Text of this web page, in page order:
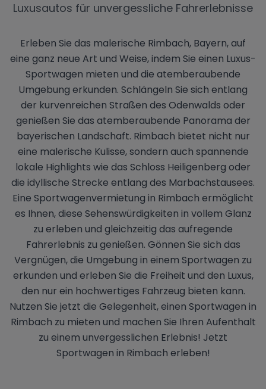
Luxusautos für unvergessliche Fahrerlebnisse
Erleben Sie das malerische Rimbach, Bayern, auf
eine ganz neue Art und Weise, indem Sie einen Luxus-
Sportwagen mieten und die atemberaubende
Umgebung erkunden. Schlängeln Sie sich entlang
der kurvenreichen Straßen des Odenwalds oder
genießen Sie das atemberaubende Panorama der
bayerischen Landschaft. Rimbach bietet nicht nur
eine malerische Kulisse, sondern auch spannende
lokale Highlights wie das Schloss Heiligenberg oder
die idyllische Strecke entlang des Marbachstausees.
Eine Sportwagenvermietung in Rimbach ermöglicht
es Ihnen, diese Sehenswürdigkeiten in vollem Glanz
zu erleben und gleichzeitig das aufregende
Fahrerlebnis zu genießen. Gönnen Sie sich das
Vergnügen, die Umgebung in einem Sportwagen zu
erkunden und erleben Sie die Freiheit und den Luxus,
den nur ein hochwertiges Fahrzeug bieten kann.
Nutzen Sie jetzt die Gelegenheit, einen Sportwagen in
Rimbach zu mieten und machen Sie Ihren Aufenthalt
zu einem unvergesslichen Erlebnis! Jetzt
Sportwagen in Rimbach erleben!